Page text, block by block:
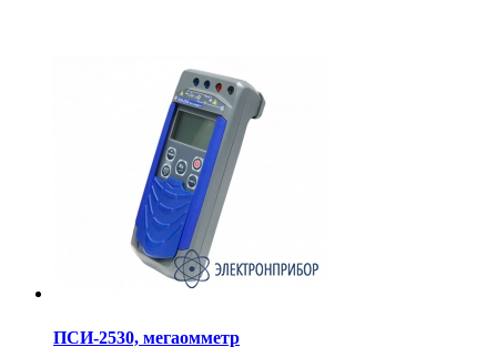
ПСИ-2530, мегаомметр